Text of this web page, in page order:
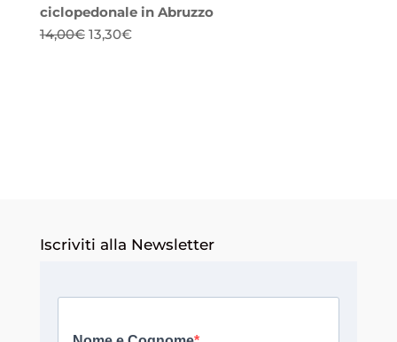
ciclopedonale in Abruzzo
14,00€ Il
13,30€Il
Iscriviti alla Newsletter